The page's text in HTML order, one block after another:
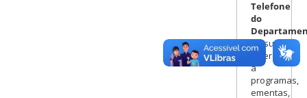
Telefone
do
(Assuntos
referentes
à
programas,
ementas,